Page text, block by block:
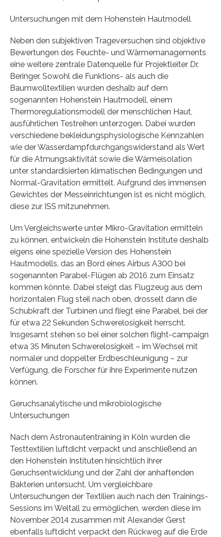
Untersuchungen mit dem Hohenstein Hautmodell
Neben den subjektiven Trageversuchen sind objektive
Bewertungen des Feuchte- und Wärmemanagements
eine weitere zentrale Datenquelle für Projektleiter Dr.
Beringer. Sowohl die Funktions- als auch die
Baumwolltextilien wurden deshalb auf dem
sogenannten Hohenstein Hautmodell, einem
Thermoregulationsmodell der menschlichen Haut,
ausführlichen Testreihen unterzogen. Dabei wurden
verschiedene bekleidungsphysiologische Kennzahlen
wie der Wasserdampfdurchgangswiderstand als Wert
für die Atmungsaktivität sowie die Wärmeisolation
unter standardisierten klimatischen Bedingungen und
Normal-Gravitation ermittelt. Aufgrund des immensen
Gewichtes der Messeinrichtungen ist es nicht möglich,
diese zur ISS mitzunehmen.
Um Vergleichswerte unter Mikro-Gravitation ermitteln
zu können, entwickeln die Hohenstein Institute deshalb
eigens eine spezielle Version des Hohenstein
Hautmodells, das an Bord eines Airbus A300 bei
sogenannten Parabel-Flügen ab 2016 zum Einsatz
kommen könnte. Dabei steigt das Flugzeug aus dem
horizontalen Flug steil nach oben, drosselt dann die
Schubkraft der Turbinen und fliegt eine Parabel, bei der
für etwa 22 Sekunden Schwerelosigkeit herrscht.
Insgesamt stehen so bei einer solchen flight-campaign
etwa 35 Minuten Schwerelosigkeit – im Wechsel mit
normaler und doppelter Erdbeschleunigung – zur
Verfügung, die Forscher für ihre Experimente nutzen
können.
Geruchsanalytische und mikrobiologische
Untersuchungen
Nach dem Astronautentraining in Köln wurden die
Testtextilien luftdicht verpackt und anschließend an
den Hohenstein Instituten hinsichtlich ihrer
Geruchsentwicklung und der Zahl der anhaftenden
Bakterien untersucht. Um vergleichbare
Untersuchungen der Textilien auch nach den Trainings-
Sessions im Weltall zu ermöglichen, werden diese im
November 2014 zusammen mit Alexander Gerst
ebenfalls luftdicht verpackt den Rückweg auf die Erde